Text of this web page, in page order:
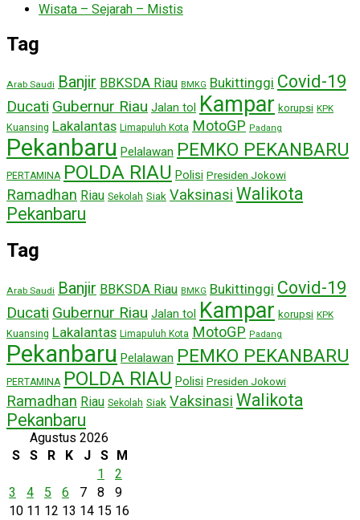
Wisata – Sejarah – Mistis
Tag
Arab Saudi Banjir BBKSDA Riau BMKG Bukittinggi Covid-19
Ducati Gubernur Riau Jalan tol Kampar korupsi KPK
Kuansing Lakalantas Limapuluh Kota MotoGP Padang
Pekanbaru Pelalawan PEMKO PEKANBARU
PERTAMINA POLDA RIAU Polisi Presiden Jokowi
Ramadhan Riau Sekolah Siak Vaksinasi Walikota
Pekanbaru
Tag
Arab Saudi Banjir BBKSDA Riau BMKG Bukittinggi Covid-19
Ducati Gubernur Riau Jalan tol Kampar korupsi KPK
Kuansing Lakalantas Limapuluh Kota MotoGP Padang
Pekanbaru Pelalawan PEMKO PEKANBARU
PERTAMINA POLDA RIAU Polisi Presiden Jokowi
Ramadhan Riau Sekolah Siak Vaksinasi Walikota
Pekanbaru
Agustus 2026
S
S R K J S
M
1
2
3
4 5 6 7 8
9
10 11 12 13 14 15 16